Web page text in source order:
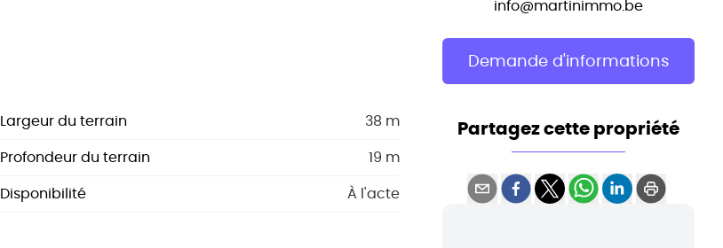
Largeur du terrain 38 m
Profondeur du terrain 19 m
Disponibilité À l'acte
info@martinimmo.be
Demande d'informations
Partagez cette propriété